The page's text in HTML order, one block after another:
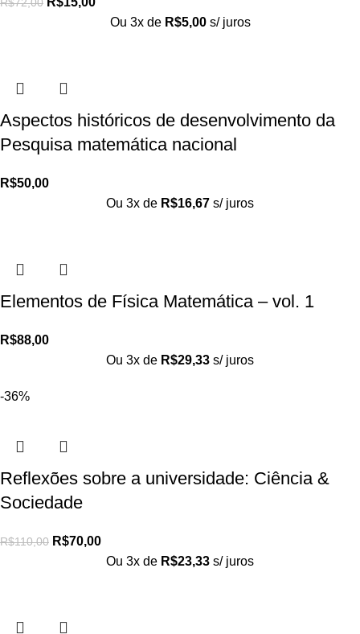
Ou 3x de R$5,00 s/ juros
Aspectos históricos de desenvolvimento da
Pesquisa matemática nacional
R$50,00
Ou 3x de R$16,67 s/ juros
Elementos de Física Matemática – vol. 1
R$88,00
Ou 3x de R$29,33 s/ juros
-36%
Reflexões sobre a universidade: Ciência &
Sociedade
R$110,00 R$70,00
Ou 3x de R$23,33 s/ juros